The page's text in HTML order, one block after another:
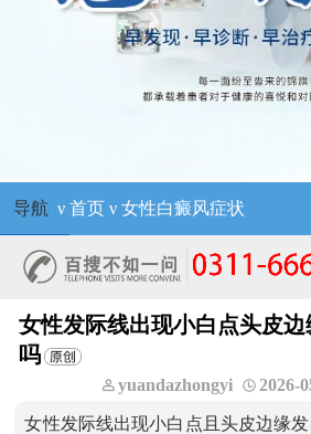
导航 ν 首页ν 女性白癜风症状
女性发际线出现小白点头皮
吗
yuandazhongyi 2026-
女性发际线出现小白点且头皮边缘